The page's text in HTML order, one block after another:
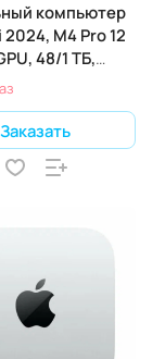
компьютер
2024, M4 Pro 12
48/1 ТБ,
Заказать